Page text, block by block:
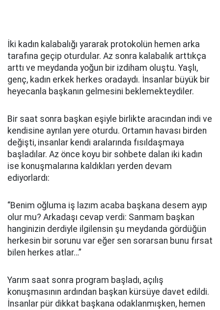
İki kadın kalabalığı yararak protokolün hemen arka
tarafına geçip oturdular. Az sonra kalabalık arttıkça
arttı ve meydanda yoğun bir izdiham oluştu. Yaşlı,
genç, kadın erkek herkes oradaydı. İnsanlar büyük bir
heyecanla başkanın gelmesini beklemekteydiler.
Bir saat sonra başkan eşiyle birlikte aracından indi ve
kendisine ayrılan yere oturdu. Ortamın havası birden
değişti, insanlar kendi aralarında fısıldaşmaya
başladılar. Az önce koyu bir sohbete dalan iki kadın
ise konuşmalarına kaldıkları yerden devam
ediyorlardı:
“Benim oğluma iş lazım acaba başkana desem ayıp
olur mu? Arkadaşı cevap verdi: Sanmam başkan
hanginizin derdiyle ilgilensin şu meydanda gördüğün
herkesin bir sorunu var eğer sen sorarsan bunu fırsat
bilen herkes atlar…”
Yarım saat sonra program başladı, açılış
konuşmasının ardından başkan kürsüye davet edildi.
İnsanlar pür dikkat başkana odaklanmışken, hemen